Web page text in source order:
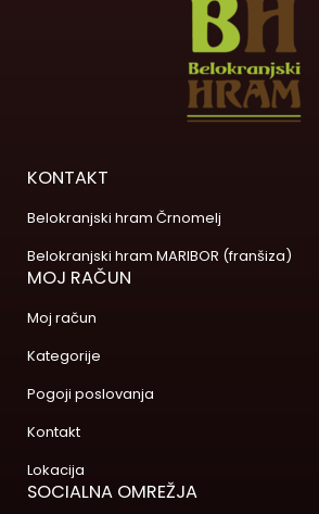
KONTAKT
Belokranjski hram Črnomelj
Belokranjski hram MARIBOR (franšiza)
MOJ RAČUN
Moj račun
Kategorije
Pogoji poslovanja
Kontakt
Lokacija
SOCIALNA OMREŽJA